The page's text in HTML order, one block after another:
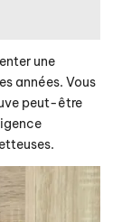
une
années. Vous
peut-être